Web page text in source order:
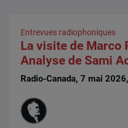
Entrevues radiophoniques
La visite de Marco
Analyse de Sami
Radio-Canada, 7 mai